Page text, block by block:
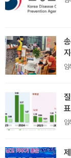
임
표
임